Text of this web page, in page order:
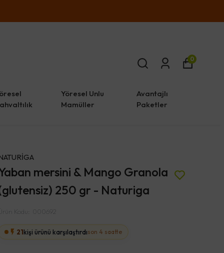
Yöresel Unlu
Mamüller
Avantajlı
Paketler
0
mersini & Mango Granola
250 gr - Naturiga
Ürün Kodu : 000692
21kişi ürünü karşılaştırdıson 4 saatte